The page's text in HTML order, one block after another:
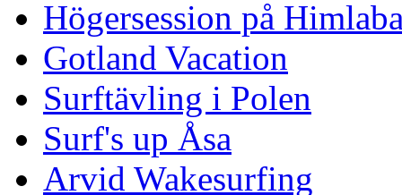
Högersession på
Gotland Vacation
Surftävling i Polen
Surf's up Åsa
Arvid Wakesurfing